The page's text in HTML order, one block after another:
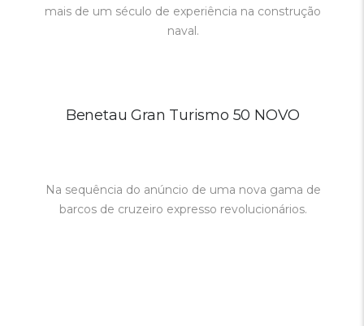
mais de um século de experiência na construção
naval.
Benetau Gran Turismo 50 NOVO
Na sequência do anúncio de uma nova gama de
barcos de cruzeiro expresso revolucionários.